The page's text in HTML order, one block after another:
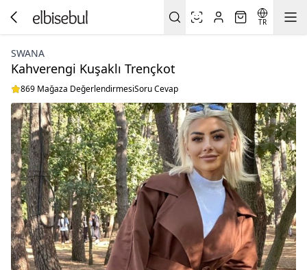
TR
SWANA
Kahverengi Kuşaklı Trençkot
869 Mağaza DeğerlendirmesiSoru Cevap